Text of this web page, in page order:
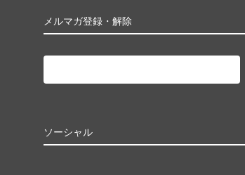
メルマガ登録・解除
ソーシャル